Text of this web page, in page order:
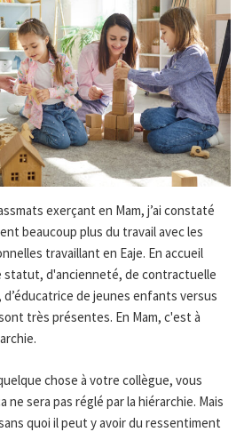
exerçant en Mam, j’ai constaté
beaucoup plus du travail avec les
travaillant en Eaje. En accueil
statut, d'ancienneté, de contractuelle
de jeunes enfants versus
très présentes. En Mam, c'est à
chose à votre collègue, vous
ne sera pas réglé par la hiérarchie. Mais
quoi il peut y avoir du ressentiment